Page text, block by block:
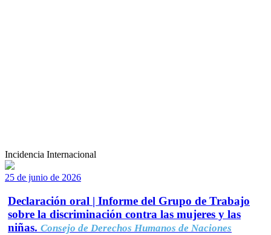
Incidencia Internacional
25 de junio de 2026
Declaración oral | Informe del Grupo de Trabajo
sobre la discriminación contra las mujeres y las
niñas. Consejo de Derechos Humanos de Naciones